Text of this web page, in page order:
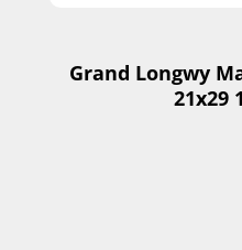
Grand Longwy
21x29